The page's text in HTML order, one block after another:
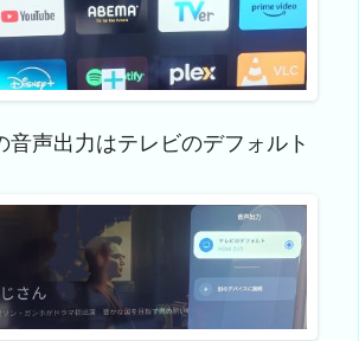
音声出力はテレビのデフォルト